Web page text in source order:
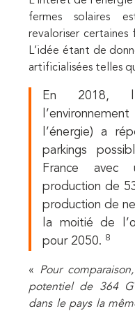
fermes solaires
revaloriser certaines
L’idée étant de
artificialisées telles
En 2018,
l’énergie) a
parkings
France
production de
production de
la moitié de
pour 2050. 8
« Pour
potentiel de 364
dans le pays la